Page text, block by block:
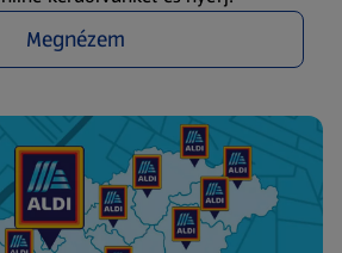
Megnézem